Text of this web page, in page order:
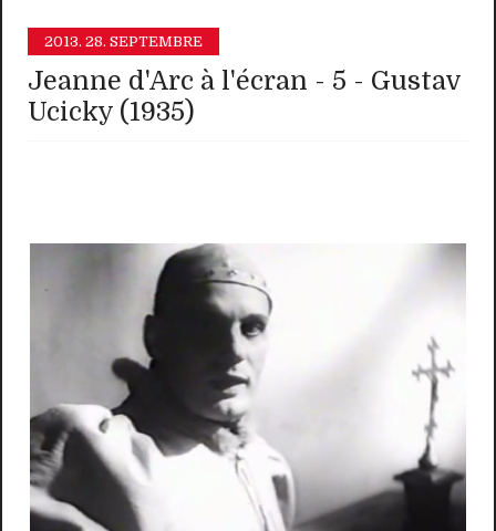
2013. 28. SEPTEMBRE
Jeanne d'Arc à l'écran - 5 - Gustav
Ucicky (1935)